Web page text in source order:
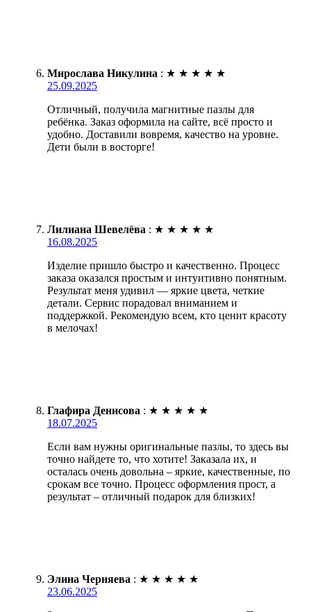
Мирослава Никулина : ★ ★ ★ ★ ★
25.09.2025
Отличный, получила магнитные пазлы для
ребёнка. Заказ оформила на сайте, всё просто и
удобно. Доставили вовремя, качество на уровне.
Дети были в восторге!
Лилиана Шевелёва : ★ ★ ★ ★ ★
16.08.2025
Изделие пришло быстро и качественно. Процесс
заказа оказался простым и интуитивно понятным.
Результат меня удивил — яркие цвета, четкие
детали. Сервис порадовал вниманием и
поддержкой. Рекомендую всем, кто ценит красоту
в мелочах!
Глафира Денисова : ★ ★ ★ ★ ★
18.07.2025
Если вам нужны оригинальные пазлы, то здесь вы
точно найдете то, что хотите! Заказала их, и
осталась очень довольна – яркие, качественные, по
срокам все точно. Процесс оформления прост, а
результат – отличный подарок для близких!
Элина Черняева : ★ ★ ★ ★ ★
23.06.2025